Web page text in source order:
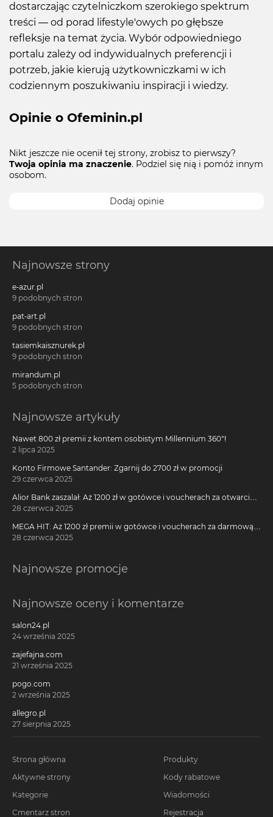
dostarczając czytelniczkom szerokiego spektrum
treści — od porad lifestyle'owych po głębsze
refleksje na temat życia. Wybór odpowiedniego
portalu zależy od indywidualnych preferencji i
potrzeb, jakie kierują użytkowniczkami w ich
codziennym poszukiwaniu inspiracji i wiedzy.
Opinie o Ofeminin.pl
Nikt jeszcze nie ocenił tej strony, zrobisz to pierwszy?
Twoja opinia ma znaczenie. Podziel się nią i pomóż innym
osobom.
Dodaj opinie
Najnowsze strony
e-azur.pl
9 podobnych stron
pat-art.pl
9 podobnych stron
tasiemkaisznurek.pl
9 podobnych stron
mirandum.pl
5 podobnych stron
Najnowsze artykuły
Nawet 800 zł premii z kontem osobistym Millennium 360°!
2 lipca 2025
Konto Firmowe Santander: Zgarnij do 2700 zł w promocji
29 czerwca 2025
Alior Bank zaszalał: Aż 1200 zł w gotówce i voucherach za otwarcie
darmowego konta!
28 czerwca 2025
MEGA HIT: Aż 1200 zł premii w gotówce i voucherach za darmową
kartę kredytową Citi Simplicity
28 czerwca 2025
Najnowsze promocje
Najnowsze oceny i komentarze
salon24.pl
24 września 2025
zajefajna.com
21 września 2025
pogo.com
2 września 2025
allegro.pl
27 sierpnia 2025
Strona główna
Aktywne strony
Kategorie
Cmentarz stron
Produkty
Kody rabatowe
Wiadomości
Rejestracja